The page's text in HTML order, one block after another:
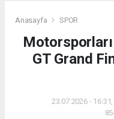
Anasayfa SPOR
GT Grand
23.07.2026 -